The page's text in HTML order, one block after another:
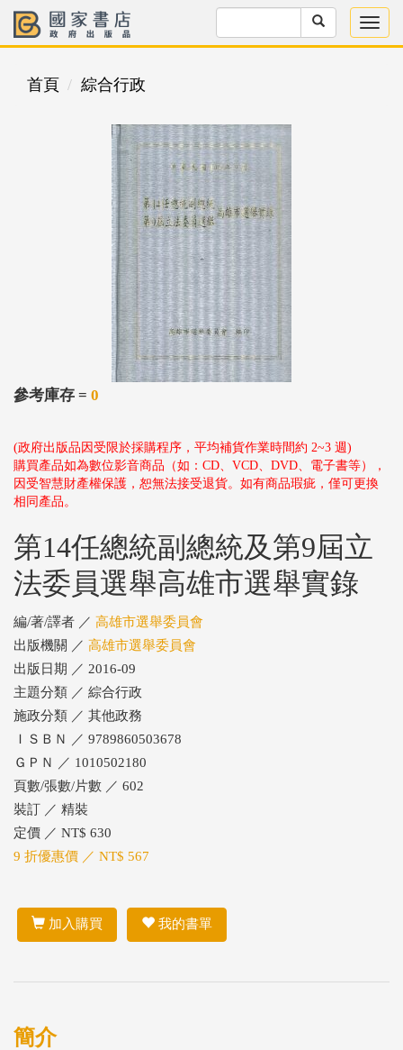
首頁 綜合行政
參考庫存 = 0
(政府出版品因受限於採購程序，平均補貨作業時間約 2~3 週)
購買產品如為數位影音商品（如：CD、VCD、DVD、電子書等），
因受智慧財產權保護，恕無法接受退貨。如有商品瑕疵，僅可更換
相同產品。
第14任總統副總統及第9屆立
法委員選舉高雄市選舉實錄
編/著/譯者 ／ 高雄市選舉委員會
出版機關 ／ 高雄市選舉委員會
出版日期 ／ 2016-09
主題分類 ／ 綜合行政
施政分類 ／ 其他政務
ＩＳＢＮ ／ 9789860503678
ＧＰＮ ／ 1010502180
頁數/張數/片數 ／ 602
裝訂 ／ 精裝
定價 ／ NT$ 630
9 折優惠價 ／ NT$ 567
加入購買 我的書單
簡介